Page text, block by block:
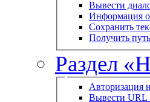
Вывести
Информация
Сохранить
Получить
Раздел
Авторизация
Вывести URL